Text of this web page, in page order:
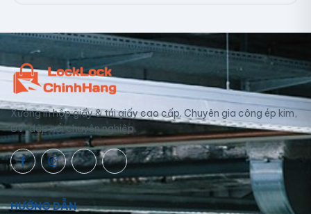
Xưởng in hộp giấy & túi giấy cao cấp. Chuyên gia công ép kim,
UV, dập nổi chuyên nghiệp.
HƯỚNG DẪN